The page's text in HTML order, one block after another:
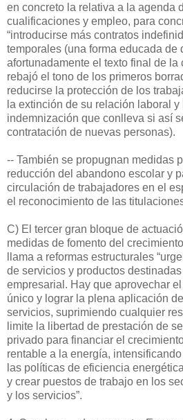
en concreto la relativa a la agenda
cualificaciones y empleo, para
“introducirse más contratos
temporales (una forma educada de
afortunadamente el texto final de la
rebajó el tono de los primeros
reducirse la protección de los
la extinción de su relación laboral
indemnización que conlleva si así
contratación de nuevas personas).
-- También se propugnan medidas
reducción del abandono escolar y
circulación de trabajadores en el
el reconocimiento de las
C) El tercer gran bloque de
medidas de fomento del
llama a reformas estructurales
de servicios y productos
empresarial. Hay que aprovechar
único y lograr la plena aplicación
servicios, suprimiendo cualquier
limite la libertad de prestación de
privado para financiar el
rentable a la energía,
las políticas de eficiencia
y crear puestos de trabajo en los
y los servicios”.